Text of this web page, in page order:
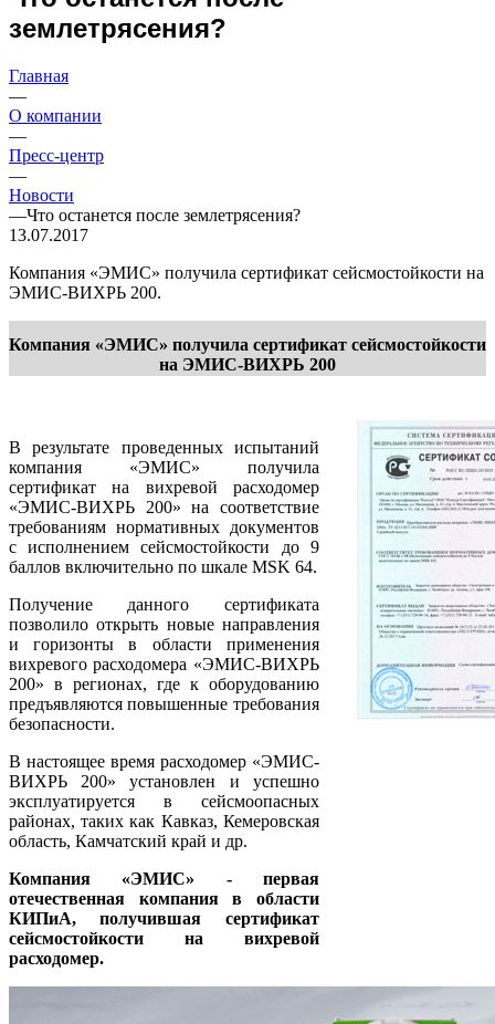
землетрясения?
Главная
—
О компании
—
Пресс-центр
—
Новости
—Что останется после землетрясения?
13.07.2017
Компания «ЭМИС» получила сертификат сейсмостойкости на
ЭМИС-ВИХРЬ 200.
Компания «ЭМИС» получила сертификат сейсмостойкости
на ЭМИС-ВИХРЬ 200
В результате проведенных испытаний
компания «ЭМИС» получила
сертификат на вихревой расходомер
«ЭМИС-ВИХРЬ 200» на соответствие
требованиям нормативных документов
с исполнением сейсмостойкости до 9
баллов включительно по шкале MSK 64.
Получение данного сертификата
позволило открыть новые направления
и горизонты в области применения
вихревого расходомера «ЭМИС-ВИХРЬ
200» в регионах, где к оборудованию
предъявляются повышенные требования
безопасности.
В настоящее время расходомер «ЭМИС-
ВИХРЬ 200» установлен и успешно
эксплуатируется в сейсмоопасных
районах, таких как Кавказ, Кемеровская
область, Камчатский край и др.
Компания «ЭМИС» - первая
отечественная компания в области
КИПиА, получившая сертификат
сейсмостойкости на вихревой
расходомер.